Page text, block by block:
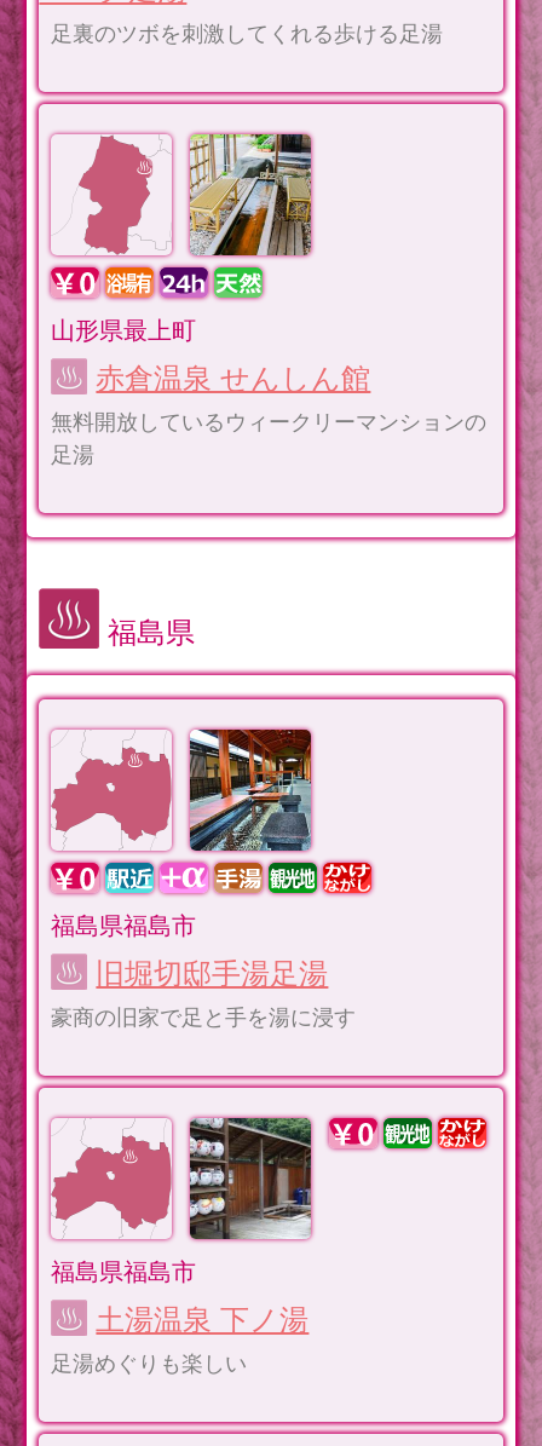
足裏のツボを刺激してくれる歩ける足湯
山形県最上町
赤倉温泉 せんしん館
無料開放しているウィークリーマンションの
足湯
福島県
福島県福島市
旧堀切邸手湯足湯
豪商の旧家で足と手を湯に浸す
福島県福島市
土湯温泉 下ノ湯
足湯めぐりも楽しい